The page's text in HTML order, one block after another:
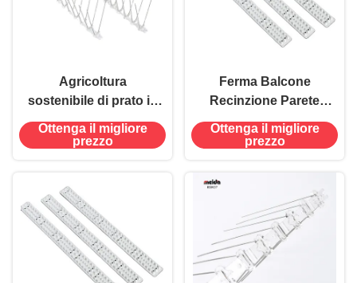
Agricoltura
sostenibile di prato in
acciaio inossidabile
Pigeon Pigeon Spikes
Ottenga il migliore
prezzo
Ferma Balcone
Recinzione Parete
Patio PP Tutto di
plastica anti uccelli
Nessuna potenza
necessaria
Ottenga il migliore
prezzo